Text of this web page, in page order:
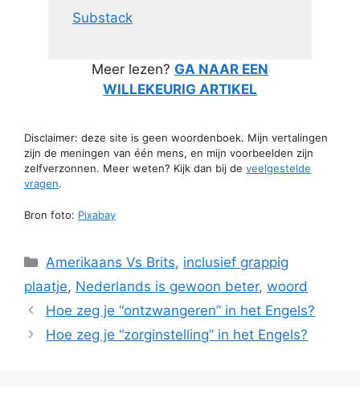
Substack
Meer lezen? GA NAAR EEN
WILLEKEURIG ARTIKEL
Disclaimer: deze site is geen woordenboek. Mijn vertalingen
zijn de meningen van één mens, en mijn voorbeelden zijn
zelfverzonnen. Meer weten? Kijk dan bij de veelgestelde
vragen.
Bron foto: Pixabay
Categorieën
Amerikaans Vs Brits, inclusief grappig
plaatje, Nederlands is gewoon beter, woord
Hoe zeg je “ontzwangeren” in het Engels?
Hoe zeg je “zorginstelling” in het Engels?